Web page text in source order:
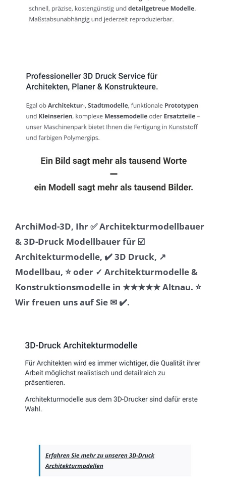
ArchiMod-3D, Ihr ✅ Architekturmodellbauer
& 3D-Druck Modellbauer für ☑️
Architekturmodelle, ✔️ 3D Druck, ↗️
Modellbau, ⭐ oder ✓ Architekturmodelle &
Konstruktionsmodelle in ★★★★★ Altnau. ⭐
Wir freuen uns auf Sie ✉ ✔️.